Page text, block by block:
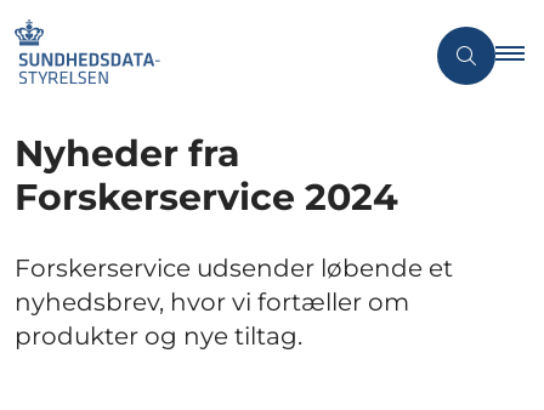
Nyheder fra
Forskerservice 2024
Forskerservice udsender løbende et
nyhedsbrev, hvor vi fortæller om
produkter og nye tiltag.